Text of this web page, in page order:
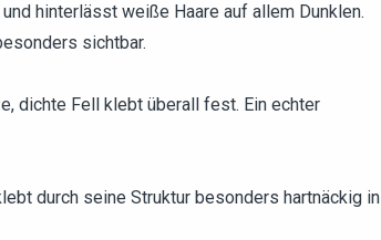
hinterlässt weiße Haare auf allem Dunklen.
sichtbar.
dichte Fell klebt überall fest. Ein echter
durch seine Struktur besonders hartnäckig in